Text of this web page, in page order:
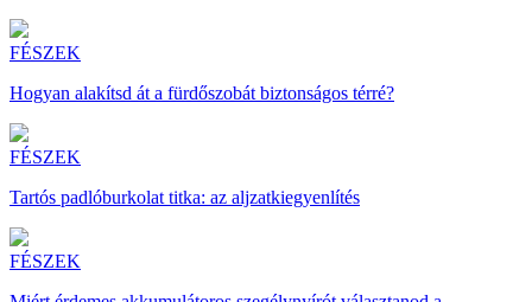
FÉSZEK
Hogyan alakítsd át a fürdőszobát biztonságos térré?
FÉSZEK
Tartós padlóburkolat titka: az aljzatkiegyenlítés
FÉSZEK